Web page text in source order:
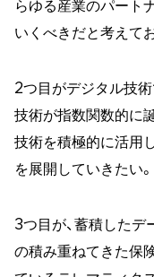
らゆる産業のパート
いくべきだと考えて
2つ目がデジタル技術
技術が指数関数的に
技術を積極的に活用
を展開していきたい。
3つ目が、蓄積したデ
の積み重ねてきた保